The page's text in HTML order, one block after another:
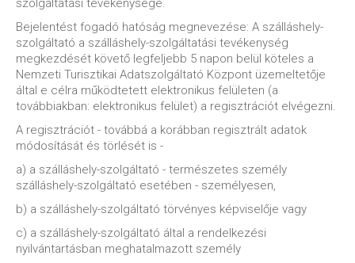
szolgáltatási tevékenysége.
Bejelentést fogadó hatóság megnevezése: A szálláshely-
szolgáltató a szálláshely-szolgáltatási tevékenység
megkezdését követő legfeljebb 5 napon belül köteles a
Nemzeti Turisztikai Adatszolgáltató Központ üzemeltetője
által e célra működtetett elektronikus felületen (a
továbbiakban: elektronikus felület) a regisztrációt elvégezni.
A regisztrációt - továbbá a korábban regisztrált adatok
módosítását és törlését is -
a) a szálláshely-szolgáltató - természetes személy
szálláshely-szolgáltató esetében - személyesen,
b) a szálláshely-szolgáltató törvényes képviselője vagy
c) a szálláshely-szolgáltató által a rendelkezési
nyilvántartásban meghatalmazott személy